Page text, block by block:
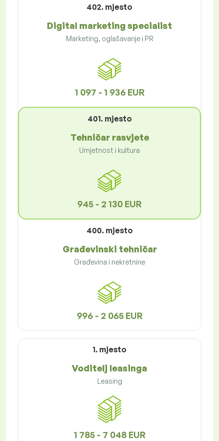
402. mjesto
Digital marketing specialist
Marketing, oglašavanje i PR
1 097 - 1 936 EUR
401. mjesto
Tehničar rasvjete
Umjetnost i kultura
945 - 2 130 EUR
400. mjesto
Građevinski tehničar
Građevina i nekretnine
996 - 2 065 EUR
1. mjesto
Voditelj leasinga
Leasing
1 785 - 7 048 EUR